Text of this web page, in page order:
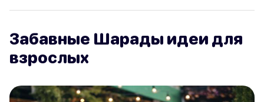
Забавные Шарады идеи для
взрослых